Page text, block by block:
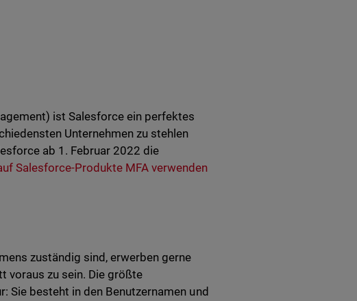
ist Salesforce ein perfektes
Unternehmen zu stehlen
ab 1. Februar 2022 die
Salesforce-Produkte MFA verwenden
zuständig sind, erwerben gerne
voraus zu sein. Die größte
Sie besteht in den Benutzernamen und